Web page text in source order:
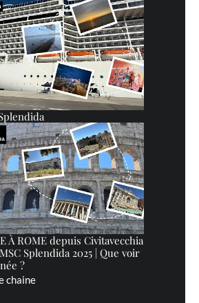
À ROME depuis Civitavecchia
Splendida 2025 | Que voir
?
chaine